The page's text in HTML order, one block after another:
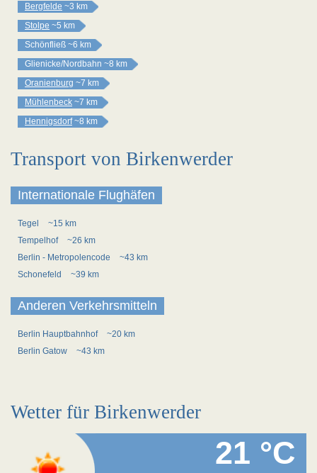
Bergfelde ~3 km
Stolpe ~5 km
Schönfließ ~6 km
Glienicke/Nordbahn ~8 km
Oranienburg ~7 km
Mühlenbeck ~7 km
Hennigsdorf ~8 km
Transport von Birkenwerder
Internationale Flughäfen
Tegel
~15 km
Tempelhof
~26 km
Berlin - Metropolencode
~43 km
Schonefeld
~39 km
Anderen Verkehrsmitteln
Berlin Hauptbahnhof
~20 km
Berlin Gatow
~43 km
Wetter für Birkenwerder
21 °C